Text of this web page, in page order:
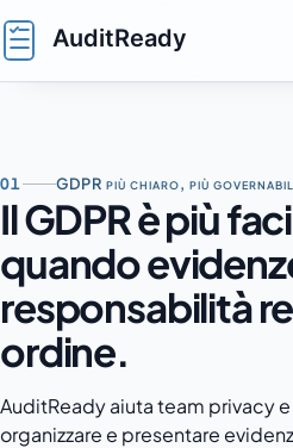
01 GDPR più chiaro, più
Il GDPR è più
quando
responsabilità
ordine.
AuditReady aiuta team privacy
organizzare e presentare